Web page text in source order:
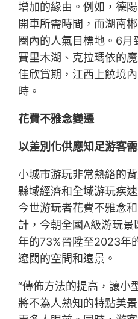
增加的緣由。例如，德
開車所需時間，而湖南
圈內的人氣目標地。6
賽里木湖、克拉瑪依的
佳欣賞期，江西上饒境
時。
花費不雅念變遷
以差別化供應知足游客
小城市游玩非常熱絡的
縣域經濟和全域游玩疾
今世游玩者花費不雅念
計，今朝全國A級游玩
年的73%晉陞至2023年
遼闊的空間和遠景。
“傳佈方法的提高，讓小
將不為人熟知的特點美